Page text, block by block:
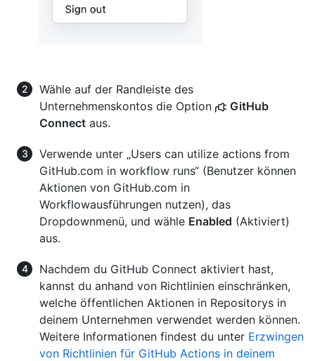
Wähle auf der Randleiste des
Unternehmenskontos die Option
GitHub
Connect aus.
Verwende unter „Users can utilize actions from
GitHub.com in workflow runs“ (Benutzer können
Aktionen von GitHub.com in
Workflowausführungen nutzen), das
Dropdownmenü, und wähle Enabled (Aktiviert)
aus.
Nachdem du GitHub Connect aktiviert hast,
kannst du anhand von Richtlinien einschränken,
welche öffentlichen Aktionen in Repositorys in
deinem Unternehmen verwendet werden können.
Weitere Informationen findest du unter Erzwingen
von Richtlinien für GitHub Actions in deinem